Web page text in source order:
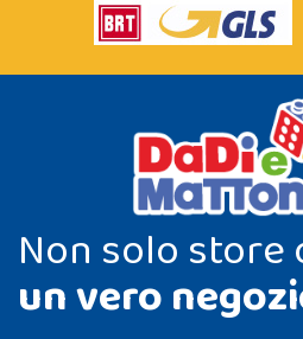
Non solo store
un vero